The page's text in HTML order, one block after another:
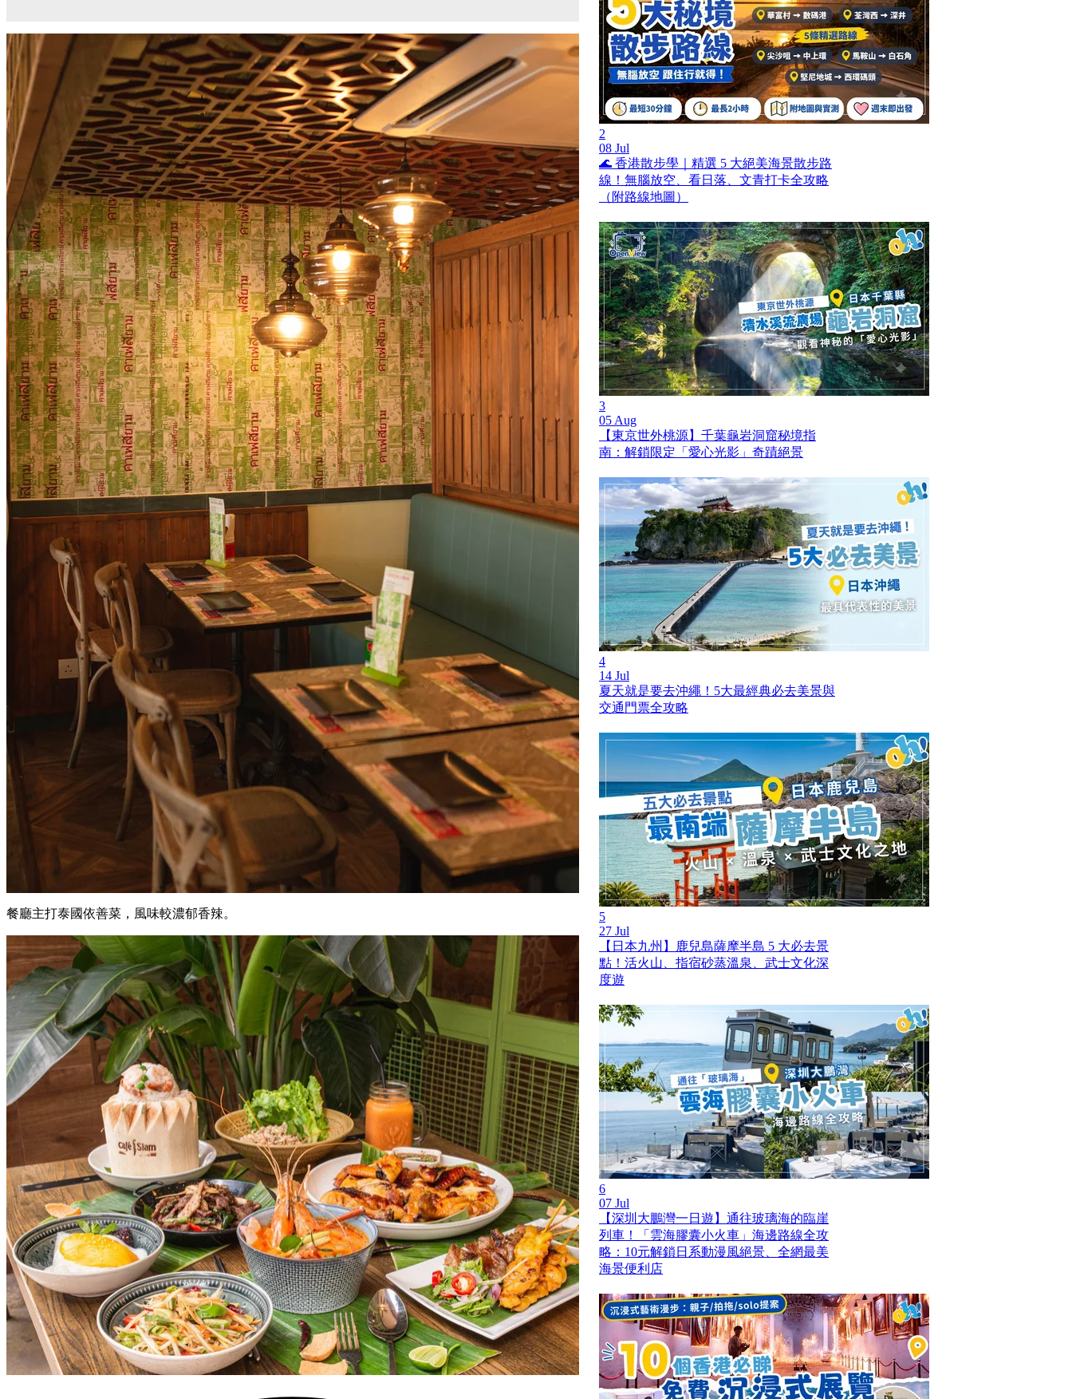
餐廳主打泰國依善菜，風味較濃郁香辣。
2
08 Jul
🌊 香港散步學｜精選 5 大絕美海景散步路
線！無腦放空、看日落、文青打卡全攻略
（附路線地圖）
3
05 Aug
【東京世外桃源】千葉龜岩洞窟秘境指
南：解鎖限定「愛心光影」奇蹟絕景
4
14 Jul
夏天就是要去沖繩！5大最經典必去美景與
交通門票全攻略
5
27 Jul
【日本九州】鹿兒島薩摩半島 5 大必去景
點！活火山、指宿砂蒸溫泉、武士文化深
度遊
6
07 Jul
【深圳大鵬灣一日遊】通往玻璃海的臨崖
列車！「雲海膠囊小火車」海邊路線全攻
略：10元解鎖日系動漫風絕景、全網最美
海景便利店